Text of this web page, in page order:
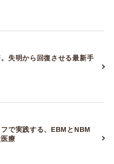
失明から回復させる最新手
で実践する、EBMとNBM
療